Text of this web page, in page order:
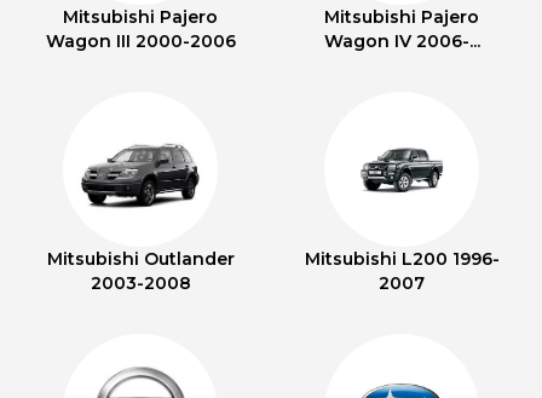
Mitsubishi Pajero
Wagon III 2000-2006
Mitsubishi Pajero
Wagon IV 2006-...
Mitsubishi Outlander
2003-2008
Mitsubishi L200 1996-
2007